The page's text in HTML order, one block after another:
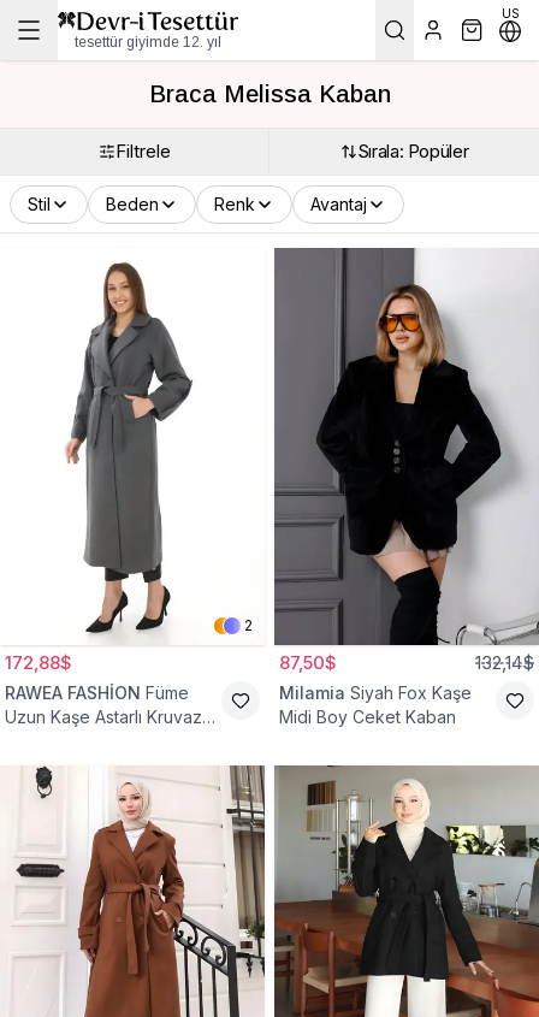
tesettür giyimde 12. yıl
US
Braca Melissa Kaban
Filtrele Sırala: Popüler
Stil Beden Renk Avantaj
2
172,88$
RAWEA FASHİON Füme
Uzun Kaşe Astarlı Kruvaze
87,50$ 132,14$
Milamia Siyah Fox Kaşe
Midi Boy Ceket Kaban